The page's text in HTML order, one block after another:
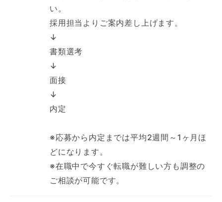
い。
採用担当よりご案内差し上げます。
↓
書類選考
↓
面接
↓
内定
※応募から内定までは平均2週間～1ヶ月ほ
どになります。
※在職中で今すぐ転職が難しい方も調整の
ご相談が可能です。